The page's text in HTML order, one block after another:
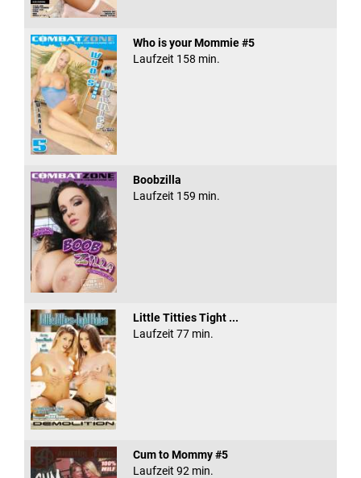
Who is your Mommie #5
Laufzeit 158 min.
Boobzilla
Laufzeit 159 min.
Little Titties Tight ...
Laufzeit 77 min.
Cum to Mommy #5
Laufzeit 92 min.